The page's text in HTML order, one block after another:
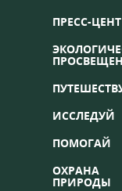
ПРЕСС-
ИССЛЕДУЙ
ПОМОГАЙ
ОХРАНА
ПРИРОДЫ